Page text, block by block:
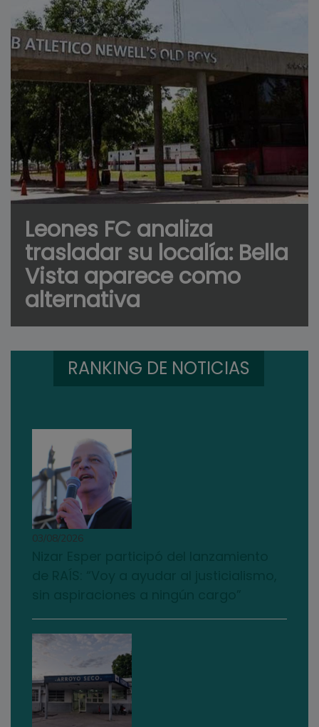
Leones FC analiza
trasladar su localía: Bella
Vista aparece como
alternativa
RANKING DE NOTICIAS
03/08/2026